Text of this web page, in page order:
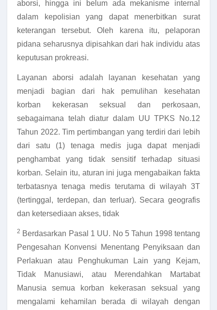
aborsi, hingga ini belum ada mekanisme internal
dalam kepolisian yang dapat menerbitkan surat
keterangan tersebut. Oleh karena itu, pelaporan
pidana seharusnya dipisahkan dari hak individu atas
keputusan prokreasi.
Layanan aborsi adalah layanan kesehatan yang
menjadi bagian dari hak pemulihan kesehatan
korban kekerasan seksual dan perkosaan,
sebagaimana telah diatur dalam UU TPKS No.12
Tahun 2022. Tim pertimbangan yang terdiri dari lebih
dari satu (1) tenaga medis juga dapat menjadi
penghambat yang tidak sensitif terhadap situasi
korban. Selain itu, aturan ini juga mengabaikan fakta
terbatasnya tenaga medis terutama di wilayah 3T
(tertinggal, terdepan, dan terluar). Secara geografis
dan ketersediaan akses, tidak
2 Berdasarkan Pasal 1 UU. No 5 Tahun 1998 tentang
Pengesahan Konvensi Menentang Penyiksaan dan
Perlakuan atau Penghukuman Lain yang Kejam,
Tidak Manusiawi, atau Merendahkan Martabat
Manusia semua korban kekerasan seksual yang
mengalami kehamilan berada di wilayah dengan